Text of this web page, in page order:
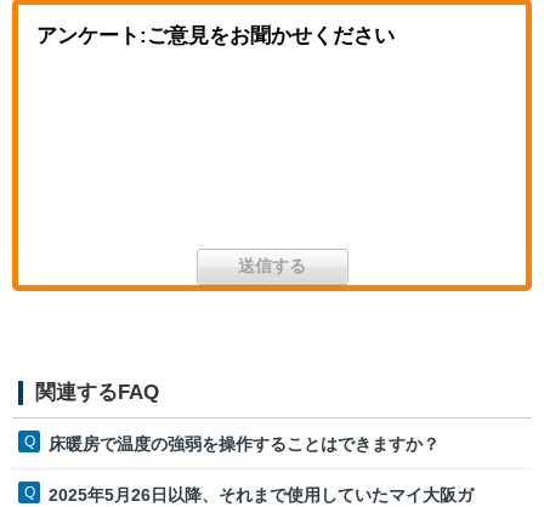
アンケート:ご意見をお聞かせください
関連するFAQ
床暖房で温度の強弱を操作することはできますか？
2025年5月26日以降、それまで使用していたマイ大阪ガ